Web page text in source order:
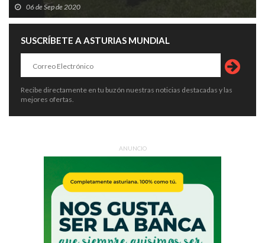
06 de Sep de 2020
SUSCRÍBETE A ASTURIAS MUNDIAL
Recibe directamente en tu buzón nuestras noticias destacadas y las
mejores ofertas.
ANUNCIO